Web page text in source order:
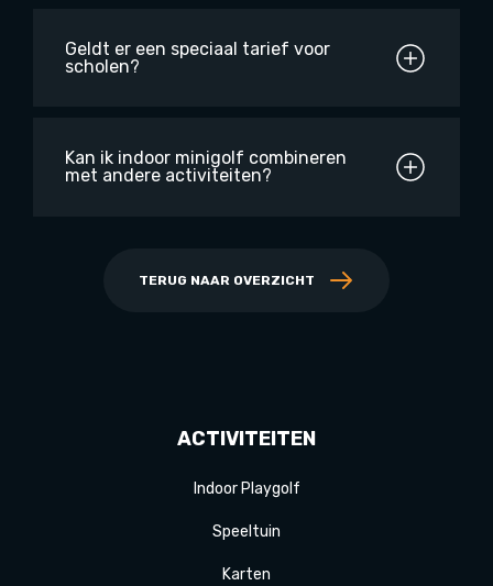
Geldt er een speciaal tarief voor
scholen?
Kan ik indoor minigolf combineren
met andere activiteiten?
TERUG NAAR OVERZICHT
ACTIVITEITEN
Indoor Playgolf
Speeltuin
Karten